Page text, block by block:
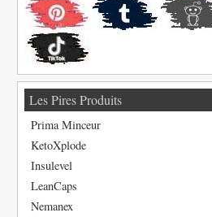
Les Pires Produits
Prima Minceur
KetoXplode
Insulevel
LeanCaps
Nemanex